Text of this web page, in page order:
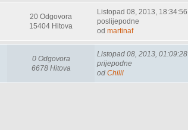
20 Odgovora
15404 Hitova
Listopad 08, 2013, 18:34:56
poslijepodne
odmartinaf
0 Odgovora
6678 Hitova
Listopad 08, 2013, 01:09:28
prijepodne
odChilii